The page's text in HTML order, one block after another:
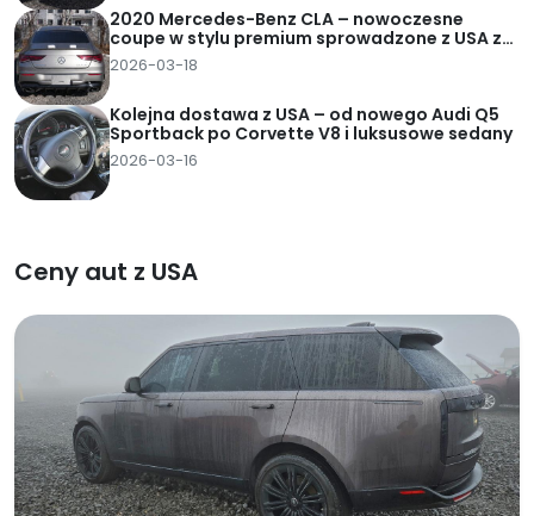
2020 Mercedes-Benz CLA – nowoczesne
coupe w stylu premium sprowadzone z USA za
82 tys. zł pod dom
2026-03-18
Kolejna dostawa z USA – od nowego Audi Q5
Sportback po Corvette V8 i luksusowe sedany
2026-03-16
Ceny aut z USA